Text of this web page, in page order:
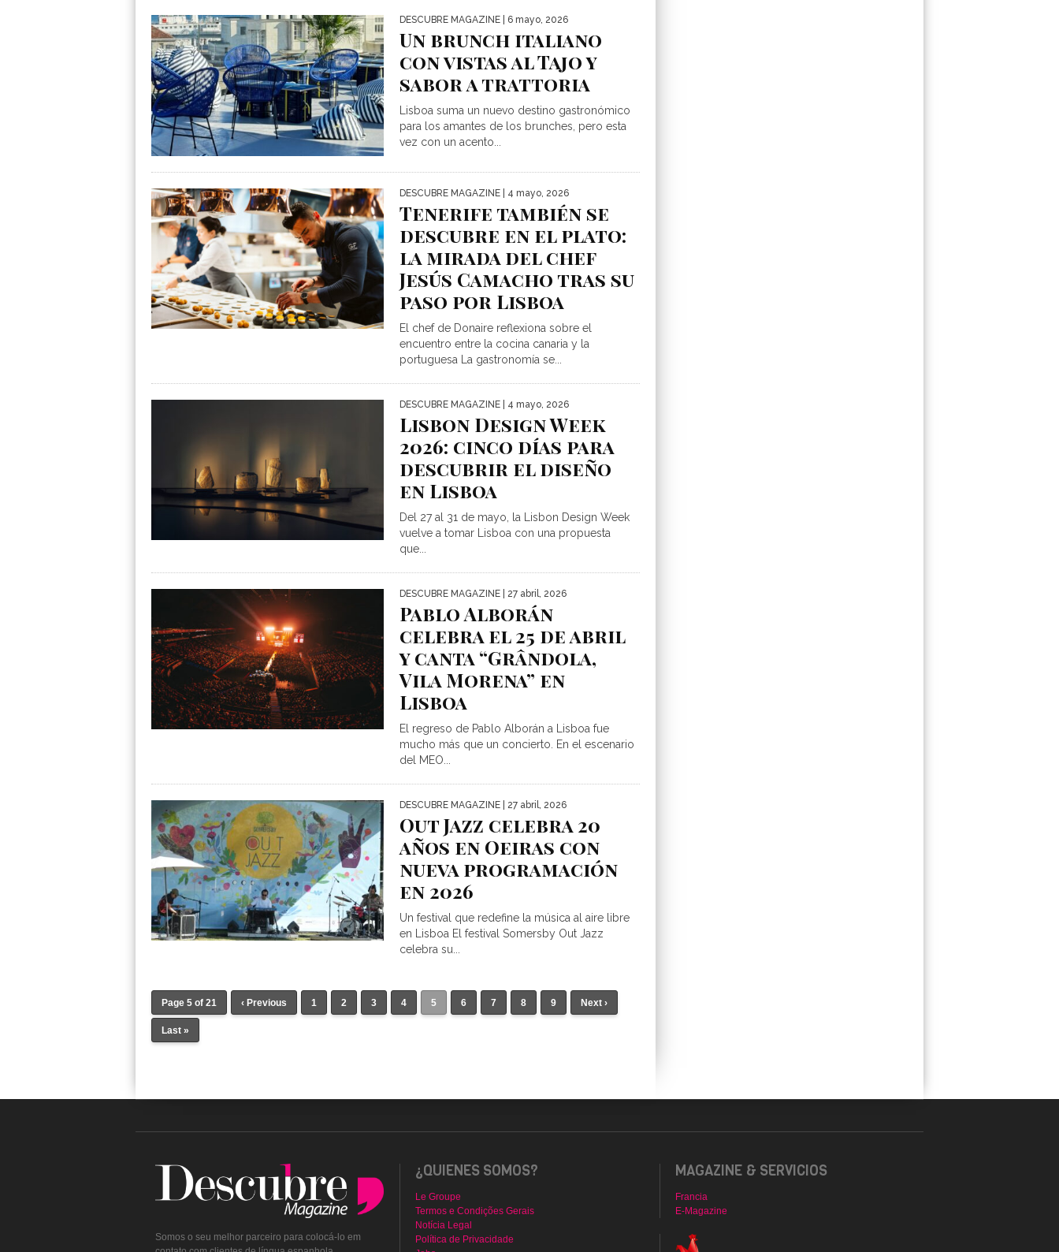
DESCUBRE MAGAZINE | 6 mayo, 2026
Un brunch italiano
con vistas al Tajo y
sabor a trattoria
Lisboa suma un nuevo destino gastronómico
para los amantes de los brunches, pero esta
vez con un acento...
DESCUBRE MAGAZINE | 4 mayo, 2026
Tenerife también se
descubre en el plato:
la mirada del chef
Jesús Camacho tras su
paso por Lisboa
El chef de Donaire reflexiona sobre el
encuentro entre la cocina canaria y la
portuguesa La gastronomía se...
DESCUBRE MAGAZINE | 4 mayo, 2026
Lisbon Design Week
2026: cinco días para
descubrir el diseño
en Lisboa
Del 27 al 31 de mayo, la Lisbon Design Week
vuelve a tomar Lisboa con una propuesta
que...
DESCUBRE MAGAZINE | 27 abril, 2026
Pablo Alborán
celebra el 25 de abril
y canta “Grândola,
Vila Morena” en
Lisboa
El regreso de Pablo Alborán a Lisboa fue
mucho más que un concierto. En el escenario
del MEO...
DESCUBRE MAGAZINE | 27 abril, 2026
Out Jazz celebra 20
años en Oeiras con
nueva programación
en 2026
Un festival que redefine la música al aire libre
en Lisboa El festival Somersby Out Jazz
celebra su...
Page 5 of 21 ‹ Previous 1 2 3 4 5 6 7 8 9 Next ›
Last »
Somos o seu melhor parceiro para colocá-lo em
¿QUIENES SOMOS?
Le Groupe
Termos e Condições Gerais
Notícia Legal
Política de Privacidade
MAGAZINE & SERVICIOS
Francia
E-Magazine